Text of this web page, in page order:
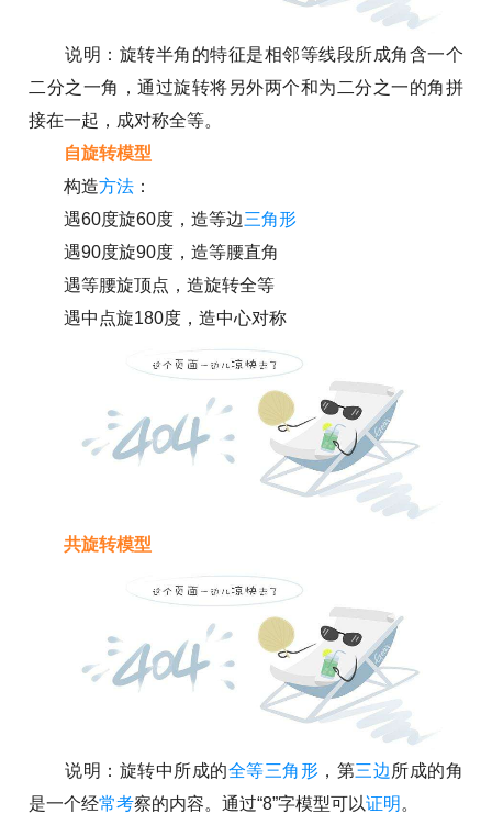
说明：旋转半角的特征是相邻等线段所成角含一个
二分之一角，通过旋转将另外两个和为二分之一的角拼
接在一起，成对称全等。
自旋转模型
构造方法 ：
遇60度旋60度，造等边三角形
遇90度旋90度，造等腰直角
遇等腰旋顶点，造旋转全等
遇中点旋180度，造中心对称
共旋转模型
说明：旋转中所成的全等三角形 ，第三边 所成的角
是一个经常考察的内容。通过“8”字模型可以证明 。